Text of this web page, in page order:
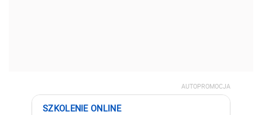
AUTOPROMOCJA
SZKOLENIE ONLINE